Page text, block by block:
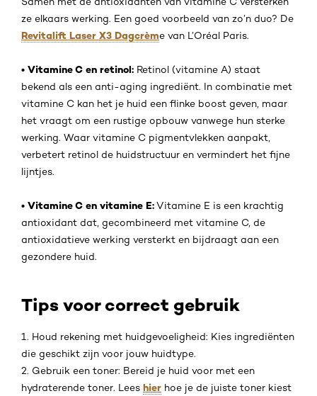
ze elkaars werking. Een goed voorbeeld van zo’n duo? De
Revitalift Laser X3 Dagcrème van L’Oréal Paris.
• Vitamine C en retinol: Retinol (vitamine A) staat
bekend als een anti-aging ingrediënt. In combinatie met
vitamine C kan het je huid een flinke boost geven, maar
het vraagt om een rustige opbouw vanwege hun sterke
werking. Waar vitamine C pigmentvlekken aanpakt,
verbetert retinol de huidstructuur en vermindert het fijne
lijntjes.
• Vitamine C en vitamine E:Vitamine E is een krachtig
antioxidant dat, gecombineerd met vitamine C, de
antioxidatieve werking versterkt en bijdraagt aan een
gezondere huid.
Tips voor correct gebruik
1. Houd rekening met huidgevoeligheid: Kies ingrediënten
die geschikt zijn voor jouw huidtype.
2. Gebruik een toner: Bereid je huid voor met een
hydraterende toner. Lees hier hoe je de juiste toner kiest